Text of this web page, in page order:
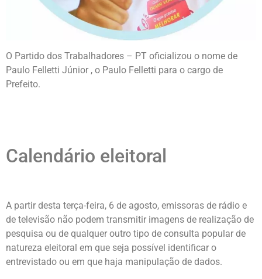
O Partido dos Trabalhadores – PT oficializou o nome de
Paulo Felletti Júnior , o Paulo Felletti para o cargo de
Prefeito.
Calendário eleitoral
A partir desta terça-feira, 6 de agosto, emissoras de rádio e
de televisão não podem transmitir imagens de realização de
pesquisa ou de qualquer outro tipo de consulta popular de
natureza eleitoral em que seja possível identificar o
entrevistado ou em que haja manipulação de dados.